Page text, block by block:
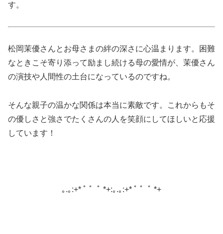
す。
松岡茉優さんとお母さまの絆の深さに心温まります。困難
なときこそ寄り添って励まし続ける母の愛情が、茉優さん
の演技や人間性の土台になっているのですね。
そんな親子の温かな関係は本当に素敵です。これからもそ
の優しさと強さでたくさんの人を笑顔にしてほしいと応援
しています！
｡.｡:+* ﾟ ゜ﾟ *+:｡.｡:+* ﾟ ゜ﾟ *+